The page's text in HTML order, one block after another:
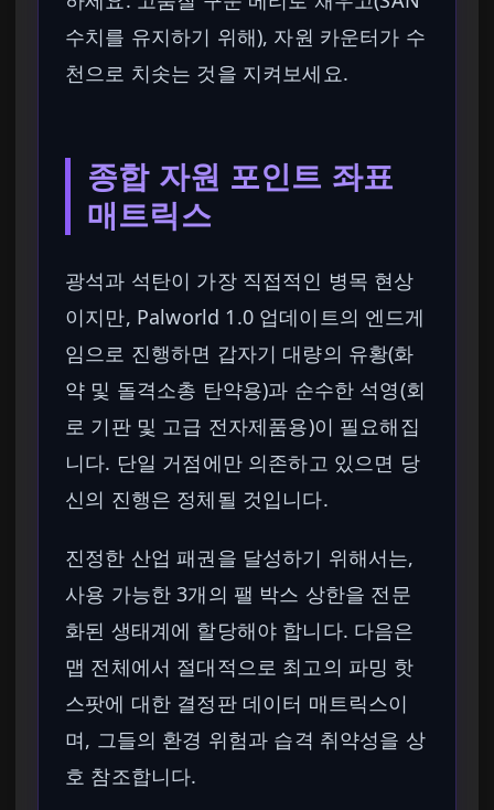
수치를 유지하기 위해), 자원 카운터가 수
천으로 치솟는 것을 지켜보세요.
종합 자원 포인트 좌표
매트릭스
광석과 석탄이 가장 직접적인 병목 현상
이지만, Palworld 1.0 업데이트의 엔드게
임으로 진행하면 갑자기 대량의 유황(화
약 및 돌격소총 탄약용)과 순수한 석영(회
로 기판 및 고급 전자제품용)이 필요해집
니다. 단일 거점에만 의존하고 있으면 당
신의 진행은 정체될 것입니다.
진정한 산업 패권을 달성하기 위해서는,
사용 가능한 3개의 팰 박스 상한을 전문
화된 생태계에 할당해야 합니다. 다음은
맵 전체에서 절대적으로 최고의 파밍 핫
스팟에 대한 결정판 데이터 매트릭스이
며, 그들의 환경 위험과 습격 취약성을 상
호 참조합니다.